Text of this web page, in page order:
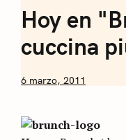
Café
Hoy en
cuccina
by
6 marzo, 2011